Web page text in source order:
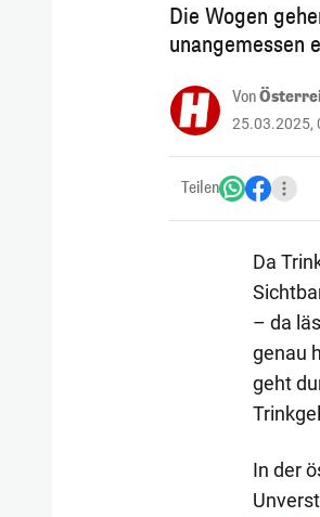
Die Wogen
unangemessen
Von
25.03.2025,
Teilen
Da
– da
genau
geht
In der